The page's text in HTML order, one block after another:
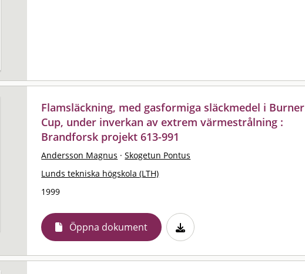
Flamsläckning, med gasformiga släckmedel i Burner
Cup, under inverkan av extrem värmestrålning :
Brandforsk projekt 613-991
Andersson Magnus · Skogetun Pontus
Lunds tekniska högskola (LTH)
1999
Öppna dokument